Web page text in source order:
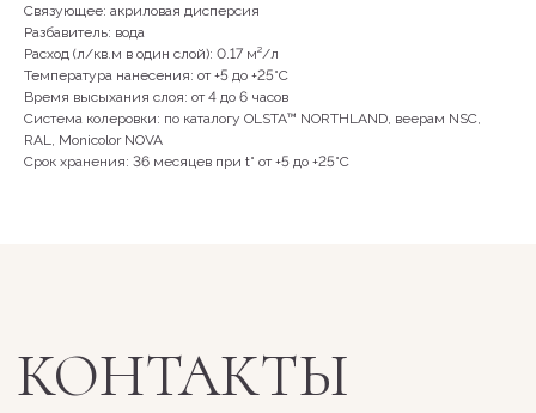
Связующее: акриловая дисперсия
Разбавитель: вода
Расход (л/кв.м в один слой): 0.17 м²/л
Температура нанесения: от +5 до +25°С
Время высыхания слоя: от 4 до 6 часов
Система колеровки: по каталогу OLSTA™ NORTHLAND, веерам NSC,
RAL, Monicolor NOVA
Срок хранения: 36 месяцев при t° от +5 до +25°С
г. Якутск, ул. Лермонтова, 66, 1 этаж
Пн-Сб 10:00 - 19:00
Вс 11:00-18:00